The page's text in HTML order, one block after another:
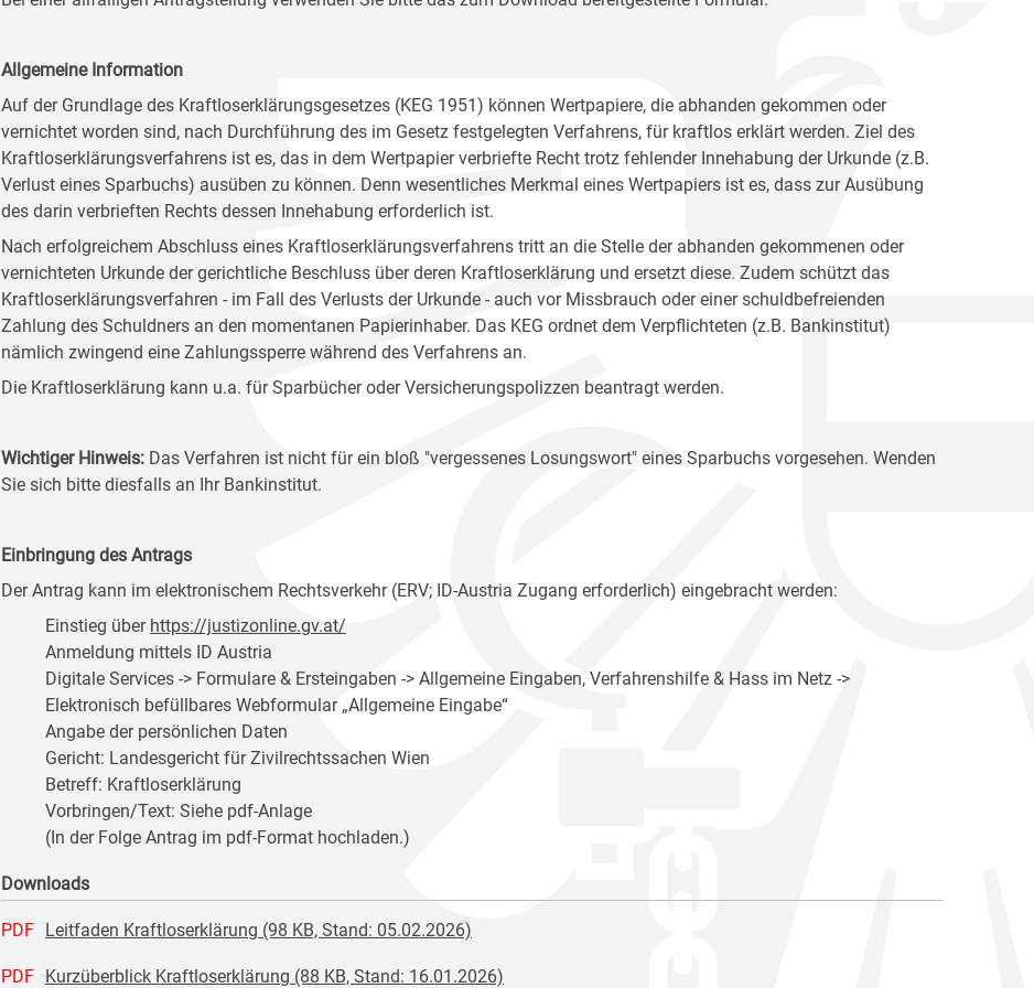
Allgemeine Information
Auf der Grundlage des Kraftloserklärungsgesetzes (KEG 1951) können Wertpapiere, die abhanden gekommen oder
vernichtet worden sind, nach Durchführung des im Gesetz festgelegten Verfahrens, für kraftlos erklärt werden. Ziel des
Kraftloserklärungsverfahrens ist es, das in dem Wertpapier verbriefte Recht trotz fehlender Innehabung der Urkunde (z.B.
Verlust eines Sparbuchs) ausüben zu können. Denn wesentliches Merkmal eines Wertpapiers ist es, dass zur Ausübung
des darin verbrieften Rechts dessen Innehabung erforderlich ist.
Nach erfolgreichem Abschluss eines Kraftloserklärungsverfahrens tritt an die Stelle der abhanden gekommenen oder
vernichteten Urkunde der gerichtliche Beschluss über deren Kraftloserklärung und ersetzt diese. Zudem schützt das
Kraftloserklärungsverfahren - im Fall des Verlusts der Urkunde - auch vor Missbrauch oder einer schuldbefreienden
Zahlung des Schuldners an den momentanen Papierinhaber. Das KEG ordnet dem Verpflichteten (z.B. Bankinstitut)
nämlich zwingend eine Zahlungssperre während des Verfahrens an.
Die Kraftloserklärung kann u.a. für Sparbücher oder Versicherungspolizzen beantragt werden.
Wichtiger Hinweis: Das Verfahren ist nicht für ein bloß "vergessenes Losungswort" eines Sparbuchs vorgesehen. Wenden
Sie sich bitte diesfalls an Ihr Bankinstitut.
Einbringung des Antrags
Der Antrag kann im elektronischem Rechtsverkehr (ERV; ID-Austria Zugang erforderlich) eingebracht werden:
Einstieg über https://justizonline.gv.at/
Anmeldung mittels ID Austria
Digitale Services -> Formulare & Ersteingaben -> Allgemeine Eingaben, Verfahrenshilfe & Hass im Netz ->
Elektronisch befüllbares Webformular „Allgemeine Eingabe“
Angabe der persönlichen Daten
Gericht: Landesgericht für Zivilrechtssachen Wien
Betreff: Kraftloserklärung
Vorbringen/Text: Siehe pdf-Anlage
(In der Folge Antrag im pdf-Format hochladen.)
Downloads
PDF Leitfaden Kraftloserklärung (98 KB, Stand: 05.02.2026)
PDF Kurzüberblick Kraftloserklärung (88 KB, Stand: 16.01.2026)